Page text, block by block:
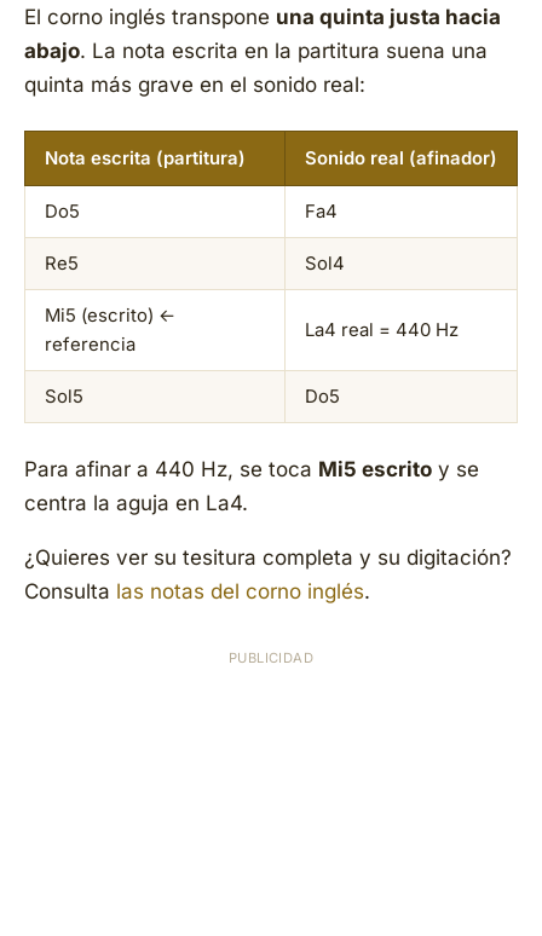
El corno inglés transpone una quinta justa hacia
abajo. La nota escrita en la partitura suena una
quinta más grave en el sonido real:
Nota escrita (partitura) Sonido real (afinador)
Do5 Fa4
Re5 Sol4
Mi5 (escrito) ←
referencia
La4 real = 440 Hz
Sol5 Do5
Para afinar a 440 Hz, se toca Mi5 escrito y se
centra la aguja en La4.
¿Quieres ver su tesitura completa y su digitación?
Consulta las notas del corno inglés.